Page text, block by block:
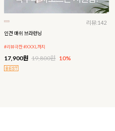
리뷰:142
인견 매쉬 브라런닝
#리뷰극찬 #XXXL까지
17,900원 19,800원 10%